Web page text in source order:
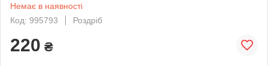
Немає в наявності
Код: 995793
Роздріб
220 ₴